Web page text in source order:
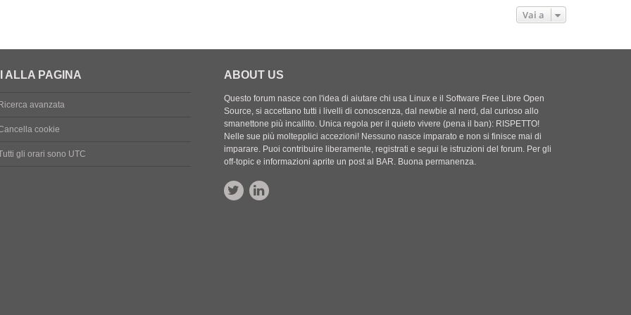
o
g
g
i
o
Vai a
ALLA PAGINA
Ricerca avanzata
cookie
gli orari sono UTC
ABOUT US
Questo forum nasce con l'idea di aiutare chi usa Linux e il Software Free Libre Open
Source, si accettano tutti i livelli di conoscenza, dal newbie al nerd, dal curioso allo
smanettone più incallito. Unica regola per il quieto vivere (pena il ban): RISPETTO!
Nelle sue più moltepplici accezioni! Nessuno nasce imparato e non si finisce mai di
imparare. Puoi contribuire liberamente, registrati e segui le istruzioni del forum. Per gli
off-topic e informazioni aprite un post al BAR. Buona permanenza.